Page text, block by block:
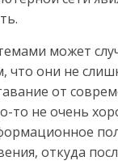
может
что они не
от
то не очень
откуда